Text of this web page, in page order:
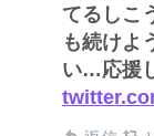
てるしこ
も続けよ
い…応援